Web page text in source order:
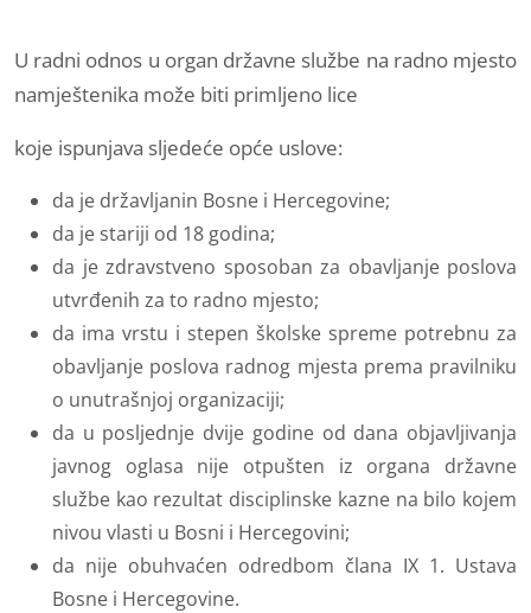
U radni odnos u organ državne službe na radno mjesto
namještenika može biti primljeno lice
koje ispunjava sljedeće opće uslove:
da je državljanin Bosne i Hercegovine;
da je stariji od 18 godina;
da je zdravstveno sposoban za obavljanje poslova
utvrđenih za to radno mjesto;
da ima vrstu i stepen školske spreme potrebnu za
obavljanje poslova radnog mjesta prema pravilniku
o unutrašnjoj organizaciji;
da u posljednje dvije godine od dana objavljivanja
javnog oglasa nije otpušten iz organa državne
službe kao rezultat disciplinske kazne na bilo kojem
nivou vlasti u Bosni i Hercegovini;
da nije obuhvaćen odredbom člana IX 1. Ustava
Bosne i Hercegovine.